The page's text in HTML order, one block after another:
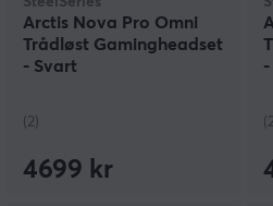
Arctis Nova Pro Omni
Trådløst Gamingheadset
- Svart
(2)
4699 kr